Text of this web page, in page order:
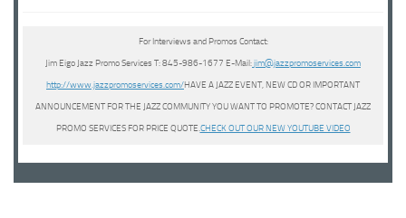
For Interviews and Promos Contact:
Jim Eigo Jazz Promo Services T: 845-986-1677 E-Mail:jim@jazzpromoservices.com
http://www.jazzpromoservices.com/HAVE A JAZZ EVENT, NEW CD OR IMPORTANT
ANNOUNCEMENT FOR THE JAZZ COMMUNITY YOU WANT TO PROMOTE? CONTACT JAZZ
PROMO SERVICES FOR PRICE QUOTE.CHECK OUT OUR NEW YOUTUBE VIDEO